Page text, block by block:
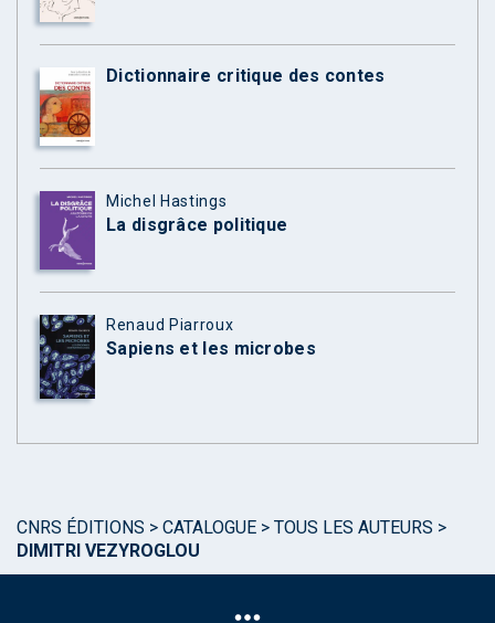
Dictionnaire critique des contes
Michel Hastings
La disgrâce politique
Renaud Piarroux
Sapiens et les microbes
CNRS ÉDITIONS > CATALOGUE > TOUS LES AUTEURS >
DIMITRI VEZYROGLOU